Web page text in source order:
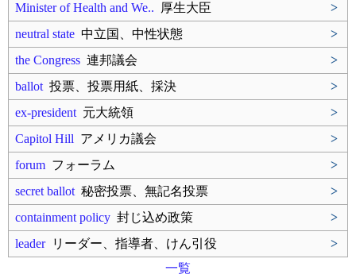
Minister of Health and We.. 厚生大臣
>
neutral state 中立国、中性状態
>
the Congress 連邦議会
>
ballot 投票、投票用紙、採決
>
ex-president 元大統領
>
Capitol Hill アメリカ議会
>
forum フォーラム
>
secret ballot 秘密投票、無記名投票
>
containment policy 封じ込め政策
>
leaderリーダー、指導者、けん引役
>
一覧